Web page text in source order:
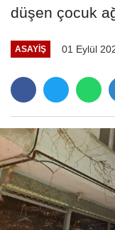
düşen çocuk
ASAYİŞ 01 Eylül